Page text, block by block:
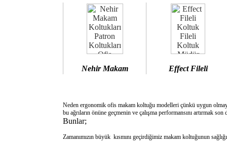
Nehir Makam Effect Fileli
Neden ergonomik ofis makam koltuğu modelleri çünkü uygun
bu ağrıların önüne geçmenin ve çalışma performansını artırmak
Bunlar;
Zamanımızın büyük kısmını geçirdiğimiz makam koltuğunun